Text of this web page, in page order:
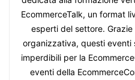
EcommerceTalk, un format
esperti del settore.
organizzativa, questi
imperdibili per la
eventi della